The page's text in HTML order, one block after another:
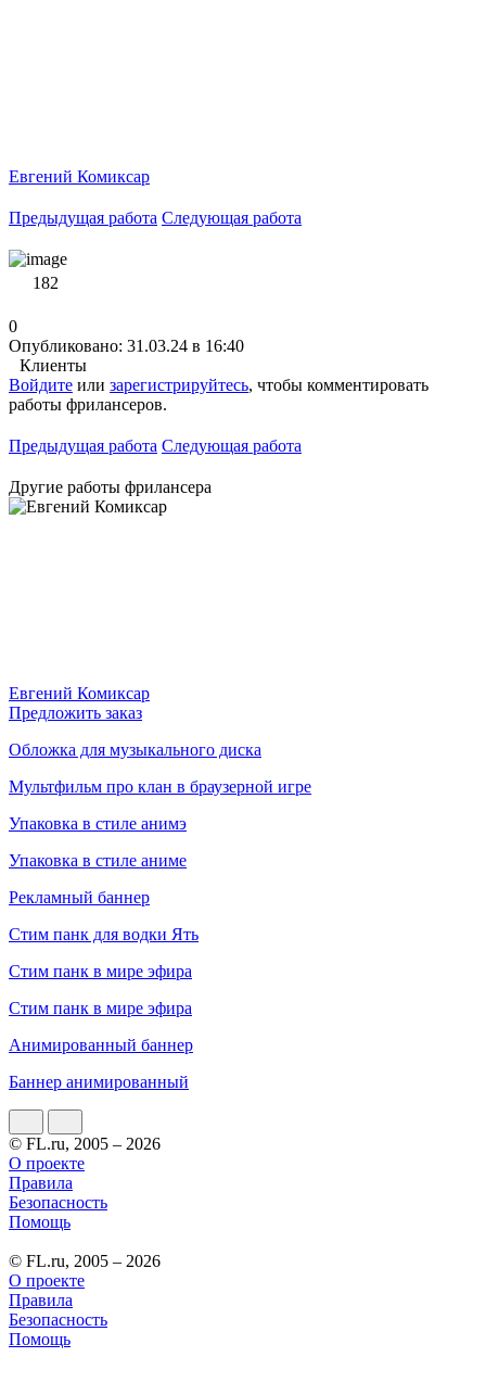
Евгений Комиксар
Предыдущая работа Следующая работа
182
0
Опубликовано: 31.03.24 в 16:40
Клиенты
Войдите или зарегистрируйтесь, чтобы комментировать
работы фрилансеров.
Предыдущая работа Следующая работа
Другие работы фрилансера
Евгений Комиксар
Предложить заказ
Обложка для музыкального диска
Мультфильм про клан в браузерной игре
Упаковка в стиле анимэ
Упаковка в стиле аниме
Рекламный баннер
Стим панк для водки Ять
Стим панк в мире эфира
Cтим панк в мире эфира
Анимированный баннер
Баннер анимированный
© FL.ru, 2005 – 2026
О проекте
Правила
Безопасность
Помощь
© FL.ru, 2005 – 2026
О проекте
Правила
Безопасность
Помощь